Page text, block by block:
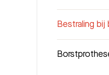
Bestraling bij